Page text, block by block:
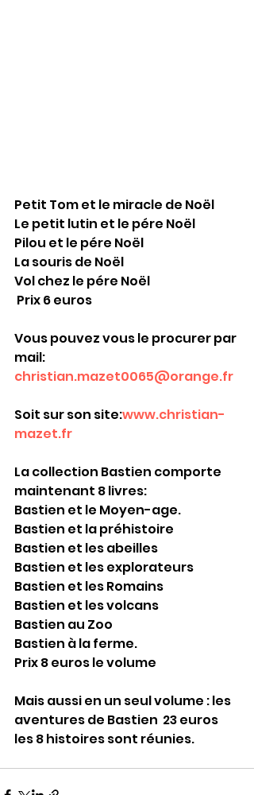
Petit Tom et le miracle de Noël
Le petit lutin et le pére Noël
Pilou et le pére Noël
La souris de Noël
Vol chez le pére Noël
Prix 6 euros
Vous pouvez vous le procurer par
mail:
christian.mazet0065@orange.fr
Soit sur son site:www.christian-
mazet.fr
La collection Bastien comporte
maintenant 8 livres:
Bastien et le Moyen-age.
Bastien et la préhistoire
Bastien et les abeilles
Bastien et les explorateurs
Bastien et les Romains
Bastien et les volcans
Bastien au Zoo
Bastien à la ferme.
Prix 8 euros le volume
Mais aussi en un seul volume : les
aventures de Bastien  23 euros
les 8 histoires sont réunies.